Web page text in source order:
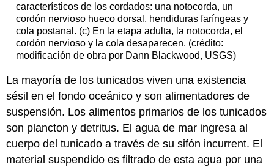
característicos de los cordados: una notocorda, un
cordón nervioso hueco dorsal, hendiduras faríngeas y
cola postanal. (c) En la etapa adulta, la notocorda, el
cordón nervioso y la cola desaparecen. (crédito:
modificación de obra por Dann Blackwood, USGS)
La mayoría de los tunicados viven una existencia
sésil en el fondo oceánico y son alimentadores de
suspensión. Los alimentos primarios de los tunicados
son plancton y detritus. El agua de mar ingresa al
cuerpo del tunicado a través de su sifón incurrent. El
material suspendido es filtrado de esta agua por una